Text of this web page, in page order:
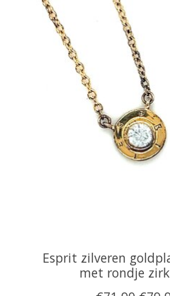
Esprit zilveren
met rondje